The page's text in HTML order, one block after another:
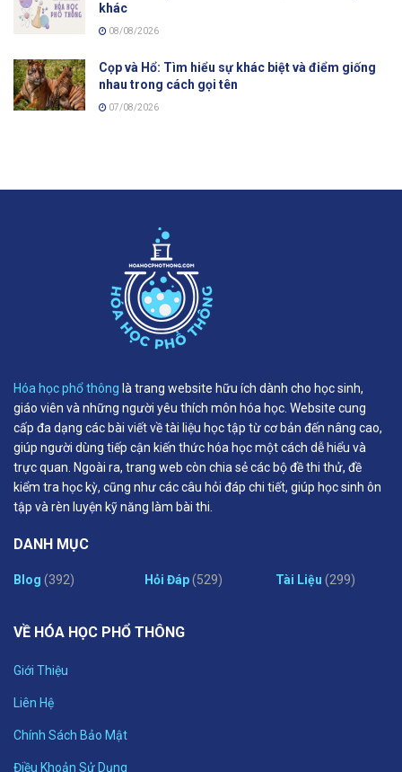
khác
08/08/2026
Cọp và Hổ: Tìm hiểu sự khác biệt và điểm giống
nhau trong cách gọi tên
07/08/2026
Hóa học phổ thông là trang website hữu ích dành cho học sinh,
giáo viên và những người yêu thích môn hóa học. Website cung
cấp đa dạng các bài viết về tài liệu học tập từ cơ bản đến nâng cao,
giúp người dùng tiếp cận kiến thức hóa học một cách dễ hiểu và
trực quan. Ngoài ra, trang web còn chia sẻ các bộ đề thi thử, đề
kiểm tra học kỳ, cũng như các câu hỏi đáp chi tiết, giúp học sinh ôn
tập và rèn luyện kỹ năng làm bài thi.
DANH MỤC
Blog (392) Hỏi Đáp(529) Tài Liệu (299)
VỀ HÓA HỌC PHỔ THÔNG
Giới Thiệu
Liên Hệ
Chính Sách Bảo Mật
Điều Khoản Sử Dụng